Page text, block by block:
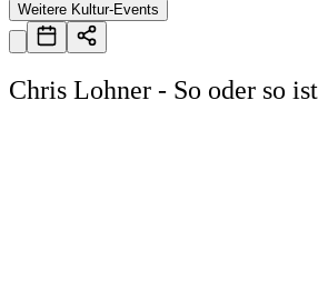
Weitere Kultur-Events
Chris Lohner - So oder so